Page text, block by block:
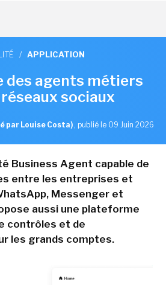
/ APPLICATION
des agents métiers
sociaux
par Louise Costa) , publié le 09 Juin 2026
Business Agent capable de
entre les entreprises et
Messenger et
aussi une plateforme
contrôles et de
les grands comptes.